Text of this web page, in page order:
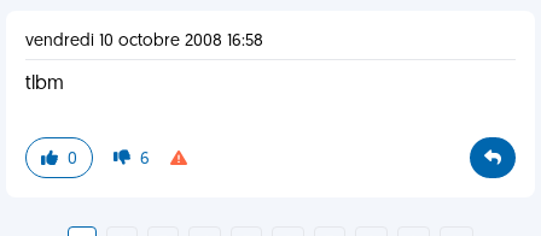
vendredi 10 octobre 2008 16:58
tlbm
0 6